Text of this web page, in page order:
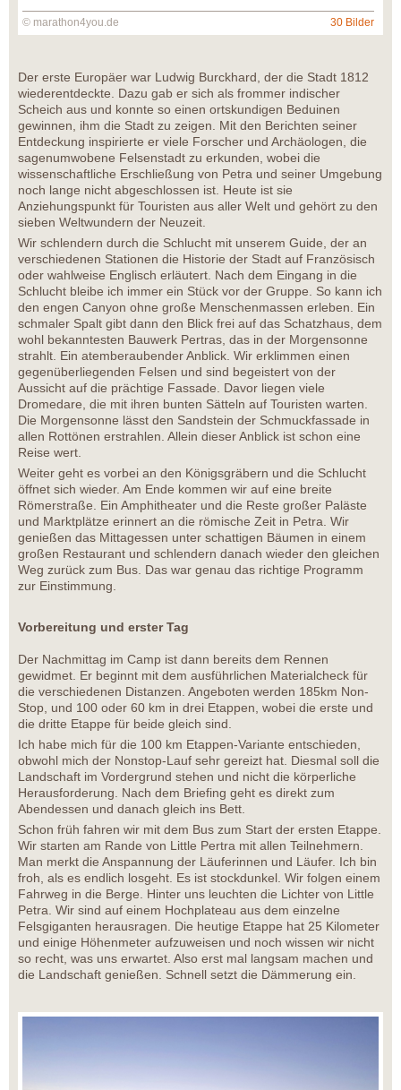
© marathon4you.de 30 Bilder
Der erste Europäer war Ludwig Burckhard, der die Stadt 1812
wiederentdeckte. Dazu gab er sich als frommer indischer
Scheich aus und konnte so einen ortskundigen Beduinen
gewinnen, ihm die Stadt zu zeigen. Mit den Berichten seiner
Entdeckung inspirierte er viele Forscher und Archäologen, die
sagenumwobene Felsenstadt zu erkunden, wobei die
wissenschaftliche Erschließung von Petra und seiner Umgebung
noch lange nicht abgeschlossen ist. Heute ist sie
Anziehungspunkt für Touristen aus aller Welt und gehört zu den
sieben Weltwundern der Neuzeit.
Wir schlendern durch die Schlucht mit unserem Guide, der an
verschiedenen Stationen die Historie der Stadt auf Französisch
oder wahlweise Englisch erläutert. Nach dem Eingang in die
Schlucht bleibe ich immer ein Stück vor der Gruppe. So kann ich
den engen Canyon ohne große Menschenmassen erleben. Ein
schmaler Spalt gibt dann den Blick frei auf das Schatzhaus, dem
wohl bekanntesten Bauwerk Pertras, das in der Morgensonne
strahlt. Ein atemberaubender Anblick. Wir erklimmen einen
gegenüberliegenden Felsen und sind begeistert von der
Aussicht auf die prächtige Fassade. Davor liegen viele
Dromedare, die mit ihren bunten Sätteln auf Touristen warten.
Die Morgensonne lässt den Sandstein der Schmuckfassade in
allen Rottönen erstrahlen. Allein dieser Anblick ist schon eine
Reise wert.
Weiter geht es vorbei an den Königsgräbern und die Schlucht
öffnet sich wieder. Am Ende kommen wir auf eine breite
Römerstraße. Ein Amphitheater und die Reste großer Paläste
und Marktplätze erinnert an die römische Zeit in Petra. Wir
genießen das Mittagessen unter schattigen Bäumen in einem
großen Restaurant und schlendern danach wieder den gleichen
Weg zurück zum Bus. Das war genau das richtige Programm
zur Einstimmung.
Vorbereitung und erster Tag
Der Nachmittag im Camp ist dann bereits dem Rennen
gewidmet. Er beginnt mit dem ausführlichen Materialcheck für
die verschiedenen Distanzen. Angeboten werden 185km Non-
Stop, und 100 oder 60 km in drei Etappen, wobei die erste und
die dritte Etappe für beide gleich sind.
Ich habe mich für die 100 km Etappen-Variante entschieden,
obwohl mich der Nonstop-Lauf sehr gereizt hat. Diesmal soll die
Landschaft im Vordergrund stehen und nicht die körperliche
Herausforderung. Nach dem Briefing geht es direkt zum
Abendessen und danach gleich ins Bett.
Schon früh fahren wir mit dem Bus zum Start der ersten Etappe.
Wir starten am Rande von Little Pertra mit allen Teilnehmern.
Man merkt die Anspannung der Läuferinnen und Läufer. Ich bin
froh, als es endlich losgeht. Es ist stockdunkel. Wir folgen einem
Fahrweg in die Berge. Hinter uns leuchten die Lichter von Little
Petra. Wir sind auf einem Hochplateau aus dem einzelne
Felsgiganten herausragen. Die heutige Etappe hat 25 Kilometer
und einige Höhenmeter aufzuweisen und noch wissen wir nicht
so recht, was uns erwartet. Also erst mal langsam machen und
die Landschaft genießen. Schnell setzt die Dämmerung ein.